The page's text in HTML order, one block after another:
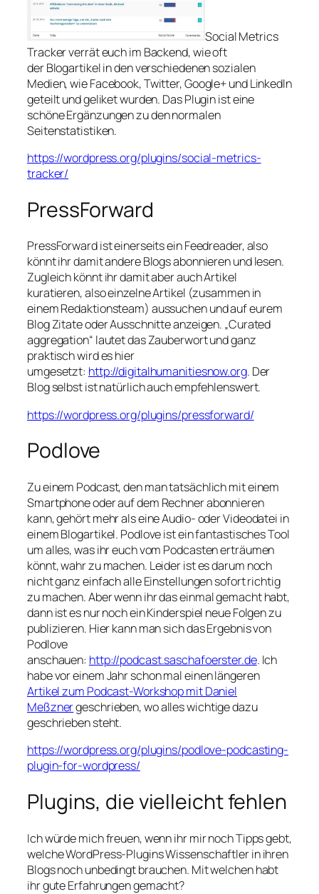
Social Metrics
Tracker verrät euch im Backend, wie oft
der Blogartikel in den verschiedenen sozialen
Medien, wie Facebook, Twitter, Google+ und LinkedIn
geteilt und geliket wurden. Das Plugin ist eine
schöne Ergänzungen zu den normalen
Seitenstatistiken.
https://wordpress.org/plugins/social-metrics-
tracker/
PressForward
PressForward ist einerseits ein Feedreader, also
könnt ihr damit andere Blogs abonnieren und lesen.
Zugleich könnt ihr damit aber auch Artikel
kuratieren, also einzelne Artikel (zusammen in
einem Redaktionsteam) aussuchen und auf eurem
Blog Zitate oder Ausschnitte anzeigen. „Curated
aggregation“ lautet das Zauberwort und ganz
praktisch wird es hier
umgesetzt: http://digitalhumanitiesnow.org. Der
Blog selbst ist natürlich auch empfehlenswert.
https://wordpress.org/plugins/pressforward/
Podlove
Zu einem Podcast, den man tatsächlich mit einem
Smartphone oder auf dem Rechner abonnieren
kann, gehört mehr als eine Audio- oder Videodatei in
einem Blogartikel. Podlove ist ein fantastisches Tool
um alles, was ihr euch vom Podcasten erträumen
könnt, wahr zu machen. Leider ist es darum noch
nicht ganz einfach alle Einstellungen sofort richtig
zu machen. Aber wenn ihr das einmal gemacht habt,
dann ist es nur noch ein Kinderspiel neue Folgen zu
publizieren. Hier kann man sich das Ergebnis von
Podlove
anschauen: http://podcast.saschafoerster.de. Ich
habe vor einem Jahr schon mal einen längeren
Artikel zum Podcast-Workshop mit Daniel
Meßznergeschrieben, wo alles wichtige dazu
geschrieben steht.
https://wordpress.org/plugins/podlove-podcasting-
plugin-for-wordpress/
Plugins, die vielleicht fehlen
Ich würde mich freuen, wenn ihr mir noch Tipps gebt,
welche WordPress-Plugins Wissenschaftler in ihren
Blogs noch unbedingt brauchen. Mit welchen habt
ihr gute Erfahrungen gemacht?